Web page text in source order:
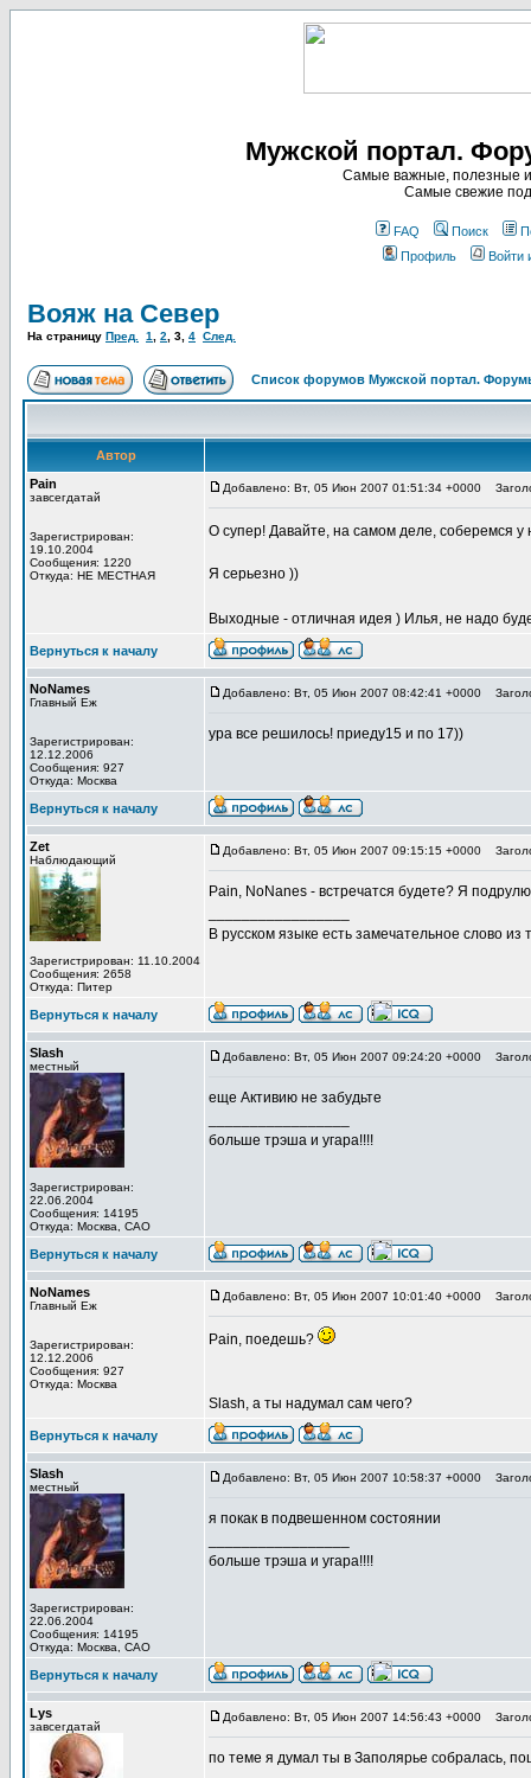
Мужской портал.
Самые важные, полезные и
Самые свежие
FAQ Поиск
Профиль
Войти
Вояж на Север
На страницу Пред. 1 2 3 4 След.
Список форумов Мужской портал.
Автор
Pain
завсегдатай
Зарегистрирован:
19.10.2004
Сообщения: 1220
Откуда: НЕ МЕСТНАЯ
Добавлено: Вт, 05 Июн 2007 01:51:34 +0000
О супер! Давайте, на самом деле, соберемся
Я серьезно ))
Выходные - отличная идея ) Илья, не надо
Вернуться к началу
NoNames
Главный Еж
Зарегистрирован:
12.12.2006
Сообщения: 927
Откуда: Москва
Добавлено: Вт, 05 Июн 2007 08:42:41 +0000
ура все решилось! приеду15 и по 17))
Вернуться к началу
Zet
Наблюдающий
Зарегистрирован: 11.10.2004
Сообщения: 2658
Откуда: Питер
Добавлено: Вт, 05 Июн 2007 09:15:15 +0000
Pain, NoNanes - встречатся будете? Я
В русском языке есть замечательное слово
Вернуться к началу
Slash
местный
Зарегистрирован:
22.06.2004
Сообщения: 14195
Откуда: Москва, САО
Добавлено: Вт, 05 Июн 2007 09:24:20 +0000
еще Активию не забудьте
больше трэша и угара!!!!
Вернуться к началу
NoNames
Главный Еж
Зарегистрирован:
12.12.2006
Сообщения: 927
Откуда: Москва
Добавлено: Вт, 05 Июн 2007 10:01:40 +0000
Pain, поедешь?
Slash, а ты надумал сам чего?
Вернуться к началу
Slash
местный
Зарегистрирован:
22.06.2004
Сообщения: 14195
Откуда: Москва, САО
Добавлено: Вт, 05 Июн 2007 10:58:37 +0000
я покак в подвешенном состоянии
больше трэша и угара!!!!
Вернуться к началу
Lys
завсегдатай
Добавлено: Вт, 05 Июн 2007 14:56:43 +0000
по теме я думал ты в Заполярье собралась,